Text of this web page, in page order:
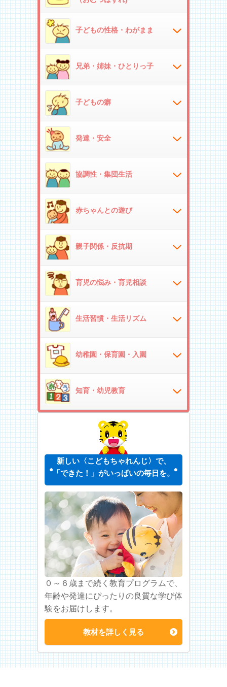
子どもの性格・わがまま
兄弟・姉妹・ひとりっ子
子どもの癖
発達・安全
協調性・集団生活
赤ちゃんとの遊び
親子関係・反抗期
育児の悩み・育児相談
生活習慣・生活リズム
幼稚園・保育園・入園
知育・幼児教育
新しい〈こどもちゃれんじ〉で、
「できた！」がいっぱいの毎日を。
０～６歳まで続く教育プログラムで、
年齢や発達にぴったりの良質な学び体
験をお届けします。
教材を詳しく見る